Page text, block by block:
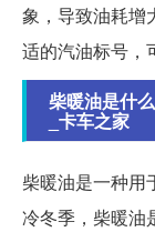
象，导致油耗增
适的汽油标号，
柴暖油是什
_卡车之家
柴暖油是一种用
冷冬季，柴暖油